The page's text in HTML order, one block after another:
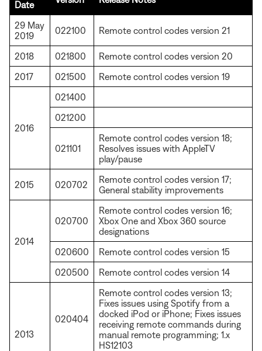
Date
29 May
2019
022100 Remote control codes version 21
2018 021800
Remote control codes version 20
2017
021500 Remote control codes version 19
2016
021400
021200
021101
Remote control codes version 18;
Resolves issues with AppleTV
play/pause
2015 020702
Remote control codes version 17;
General stability improvements
2014
020700
Remote control codes version 16;
Xbox One and Xbox 360 source
designations
020600
Remote control codes version 15
020500
Remote control codes version 14
2013
020404
Remote control codes version 13;
Fixes issues using Spotify from a
docked iPod or iPhone; Fixes issues
receiving remote commands during
manual remote programming; 1.x
HS12103